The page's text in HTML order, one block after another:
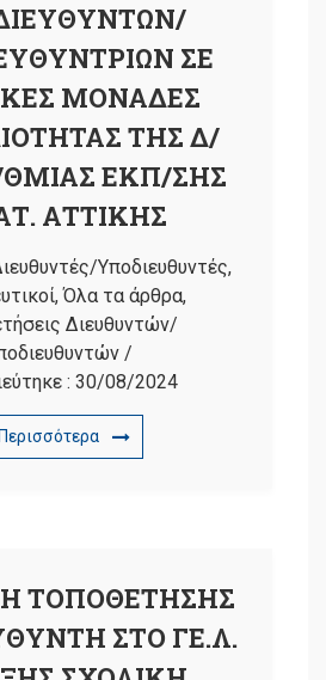
ΣΕ
ΜΟΝΑΔΕΣ
ΤΗΣ Δ/
ΕΚΠ/ΣΗΣ
ΑΤΤΙΚΗΣ
Υποδιευθυντές,
,Όλα τα άρθρα,
Διευθυντών/
/
: 30/08/2024
Περισσότερα
ΤΟΠΟΘΕΤΗΣΗΣ
ΣΤΟ ΓΕ.Λ.